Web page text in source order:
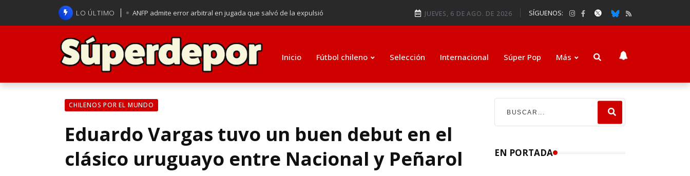
LO ÚLTIMO ANFP admite error arbitral en jugada que salvó de la expulsió
La U se aferra a la esperanza de clasificar a octavos de
Brasil anuncia a Carlo Ancelotti como su nuevo entrenador para
JUEVES, 6 DE AGO. DE 2026 SÍGUENOS:
Inicio Fútbol chileno Selección Internacional Súper Pop Más
CHILENOS POR EL MUNDO
Eduardo Vargas tuvo un buen debut en el
clásico uruguayo entre Nacional y Peñarol
EN PORTADA